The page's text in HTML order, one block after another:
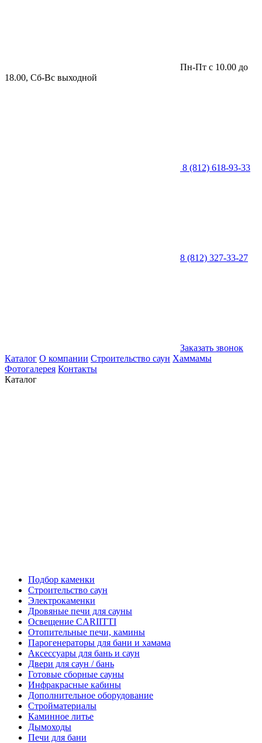
Пн-Пт с 10.00 до
18.00, Сб-Вс выходной
8 (812) 618-93-33
8 (812) 327-33-27
Заказать звонок
Каталог О компании Строительство саун Хаммамы
Фотогалерея Контакты
Каталог
Подбор каменки
Строительство саун
Электрокаменки
Дровяные печи для сауны
Освещение CARIITTI
Отопительные печи, камины
Парогенераторы для бани и хамама
Аксессуары для бань и саун
Двери для саун / бань
Готовые сборные сауны
Инфракрасные кабины
Дополнительное оборудование
Стройматериалы
Каминное литье
Дымоходы
Печи для бани